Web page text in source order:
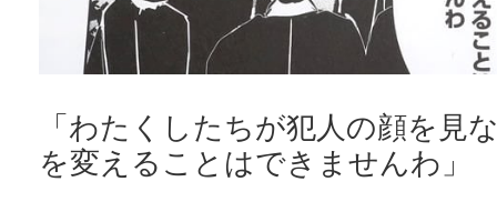
「わたくしたちが犯人の顔を見
を変えることはできませんわ」